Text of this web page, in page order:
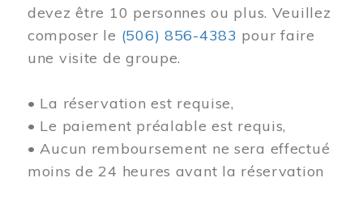
devez être 10 personnes ou plus. Veuillez
composer le (506) 856-4383 pour faire
une visite de groupe.
• La réservation est requise,
• Le paiement préalable est requis,
• Aucun remboursement ne sera effectué
moins de 24 heures avant la réservation